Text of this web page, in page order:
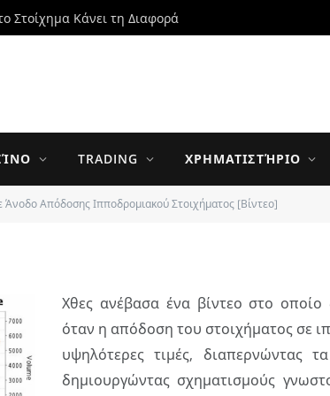
Στοίχημα Κάνει τη Διαφορά
TRADING ΧΡΗΜΑΤΙΣΤΉΡΙΟ
Άνοδο Απόδοσης Ιπποδρομιακού Στοιχήματος [Βίντεο]
[Βίντεο]
25 MAY 2014 2 MINS READ
Χθες ανέβασα ένα βίντεο στο
όταν η απόδοση του στοιχήματος σε
υψηλότερες τιμές, διαπερνώντας
δημιουργώντας σχηματισμούς